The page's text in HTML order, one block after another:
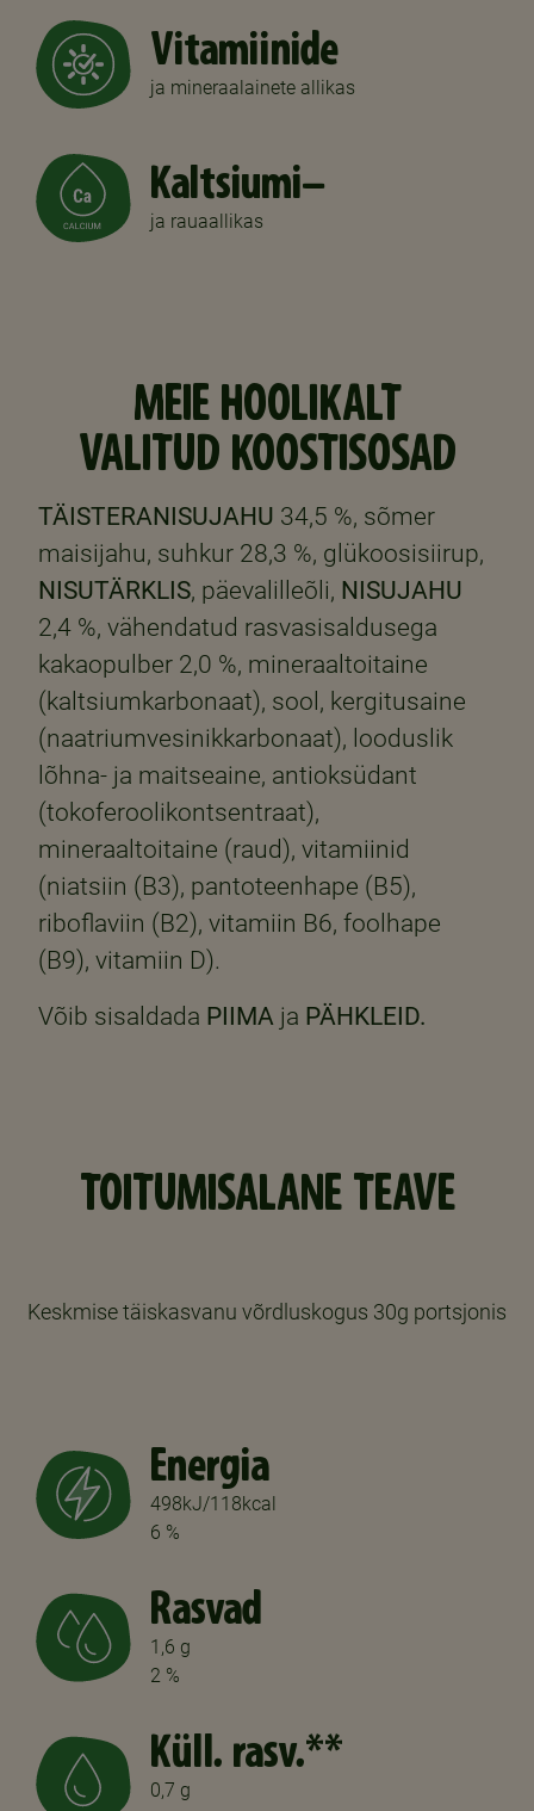
Vitamiinide
ja mineraalainete allikas
Kaltsiumi-
ja rauaallikas
MEIE HOOLIKALT
VALITUD KOOSTISOSAD
TÄISTERANISUJAHU 34,5 %, sõmer
maisijahu, suhkur 28,3 %, glükoosisiirup,
NISUTÄRKLIS, päevalilleõli, NISUJAHU
2,4 %, vähendatud rasvasisaldusega
kakaopulber 2,0 %, mineraaltoitaine
(kaltsiumkarbonaat), sool, kergitusaine
(naatriumvesinikkarbonaat), looduslik
lõhna- ja maitseaine, antioksüdant
(tokoferoolikontsentraat),
mineraaltoitaine (raud), vitamiinid
(niatsiin (B3), pantoteenhape (B5),
riboflaviin (B2), vitamiin B6, foolhape
(B9), vitamiin D).
Võib sisaldada PIIMA ja PÄHKLEID.
TOITUMISALANE TEAVE
Keskmise täiskasvanu võrdluskogus 30g portsjonis
Energia
498kJ/118kcal
6 %
Rasvad
1,6 g
2 %
Küll. rasv.**
0,7 g